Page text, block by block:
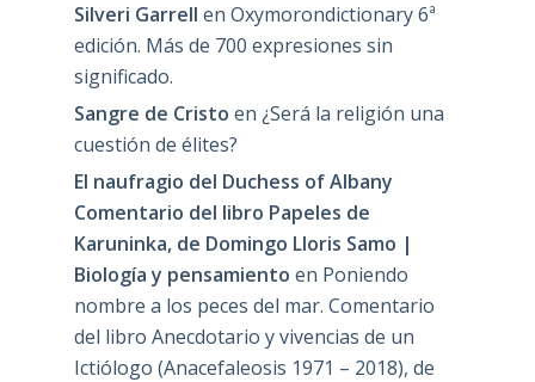
Silveri Garrell en Oxymorondictionary 6ª
edición. Más de 700 expresiones sin
significado.
Sangre de Cristo en ¿Será la religión una
cuestión de élites?
El naufragio del Duchess of Albany
Comentario del libro Papeles de
Karuninka, de Domingo Lloris Samo |
Biología y pensamiento en Poniendo
nombre a los peces del mar. Comentario
del libro Anecdotario y vivencias de un
Ictiólogo (Anacefaleosis 1971 – 2018), de